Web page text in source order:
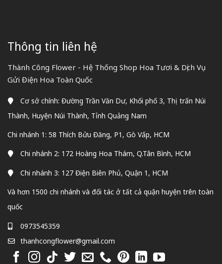
Thông tin liên hệ
Thành Công Flower - Hệ Thống Shop Hoa Tươi & Dịch Vụ
Gửi Điện Hoa Toàn Quốc
Cơ sở chính: Đường Trần Văn Dư, Khối phố 3, Thị trấn Núi
Thành, Huyện Núi Thành, Tỉnh Quảng Nam
Chi nhánh 1: 58 Thích Bửu Đăng, P1, Gò Vấp, HCM
Chi nhánh 2: 172 Hoàng Hoa Thám, Q.Tân Bình, HCM
Chi nhánh 3: 127 Điện Biên Phủ, Quận 1, HCM
Và hơn 1500 chi nhánh và đối tác ở tất cả quận huyện trên toàn
quốc
0973545359
thanhcongflower@gmail.com